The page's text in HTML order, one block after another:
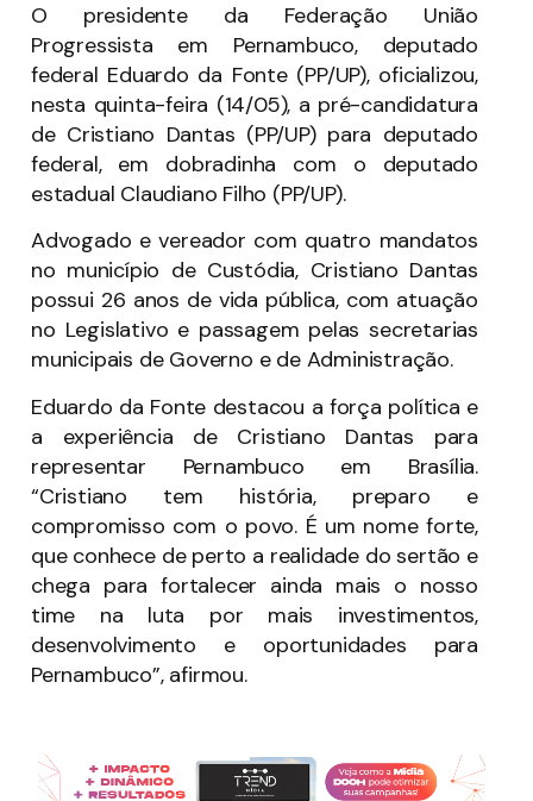
O presidente da Federação União
Progressista em Pernambuco, deputado
federal Eduardo da Fonte (PP/UP), oficializou,
nesta quinta-feira (14/05), a pré-candidatura
de Cristiano Dantas (PP/UP) para deputado
federal, em dobradinha com o deputado
estadual Claudiano Filho (PP/UP).
Advogado e vereador com quatro mandatos
no município de Custódia, Cristiano Dantas
possui 26 anos de vida pública, com atuação
no Legislativo e passagem pelas secretarias
municipais de Governo e de Administração.
Eduardo da Fonte destacou a força política e
a experiência de Cristiano Dantas para
representar Pernambuco em Brasília.
“Cristiano tem história, preparo e
compromisso com o povo. É um nome forte,
que conhece de perto a realidade do sertão e
chega para fortalecer ainda mais o nosso
time na luta por mais investimentos,
desenvolvimento e oportunidades para
Pernambuco”, afirmou.